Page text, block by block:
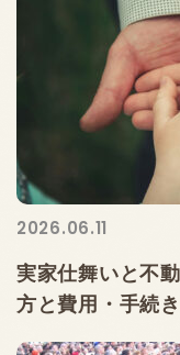
2026.06.11
実家仕舞いと不
方と費用・手続き